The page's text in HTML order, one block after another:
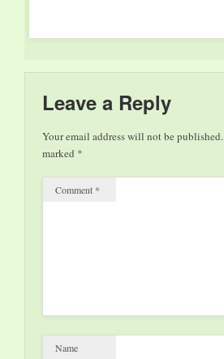
Leave a Reply
Your email address will not be published.
marked *
Comment *
Name